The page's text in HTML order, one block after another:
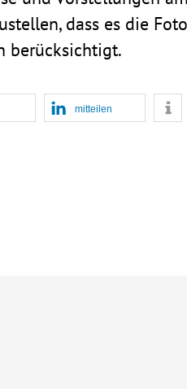
dass es die
berücksichtigt.
mitteilen